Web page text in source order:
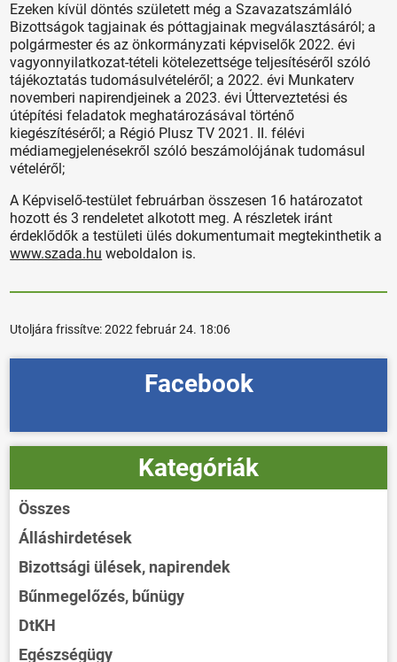
Ezeken kívül döntés született még a Szavazatszámláló
Bizottságok tagjainak és póttagjainak megválasztásáról; a
polgármester és az önkormányzati képviselők 2022. évi
vagyonnyilatkozat-tételi kötelezettsége teljesítéséről szóló
tájékoztatás tudomásulvételéről; a 2022. évi Munkaterv
novemberi napirendjeinek a 2023. évi Útterveztetési és
útépítési feladatok meghatározásával történő
kiegészítéséről; a Régió Plusz TV 2021. II. félévi
médiamegjelenésekről szóló beszámolójának tudomásul
vételéről;
A Képviselő-testület februárban összesen 16 határozatot
hozott és 3 rendeletet alkotott meg. A részletek iránt
érdeklődők a testületi ülés dokumentumait megtekinthetik a
www.szada.hu weboldalon is.
Utoljára frissítve:2022 február 24. 18:06
Facebook
Kategóriák
Összes
Álláshirdetések
Bizottsági ülések, napirendek
Bűnmegelőzés, bűnügy
DtKH
Egészségügy